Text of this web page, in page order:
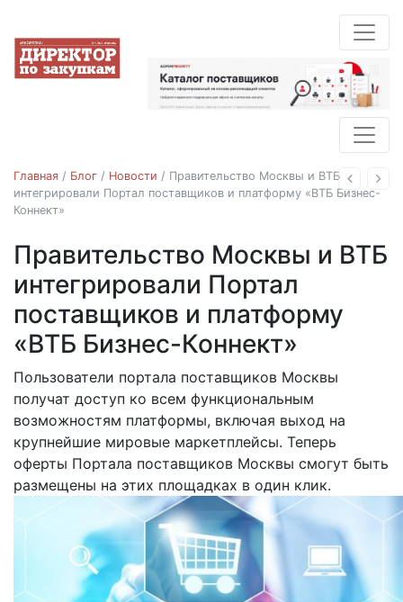
Назад
Главная / Блог / Новости / Правительство Москвы и ВТБ
интегрировали Портал поставщиков и платформу «ВТБ Бизнес-
Коннект»
Новости
портал поставщиков
Правительство Москвы и ВТБ
интегрировали Портал
поставщиков и платформу
«ВТБ Бизнес-Коннект»
13.02.2019
Пользователи портала поставщиков Москвы
получат доступ ко всем функциональным
возможностям платформы, включая выход на
крупнейшие мировые маркетплейсы. Теперь
оферты Портала поставщиков Москвы смогут быть
размещены на этих площадках в один клик.